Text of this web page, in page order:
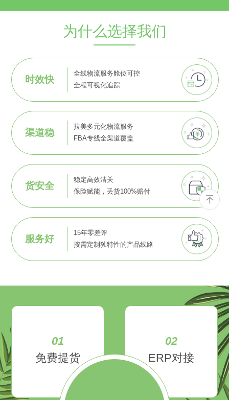
为什么选择我们
时效快
全线物流服务舱位可控
全程可视化追踪
渠道稳
拉美多元化物流服务
FBA专线全渠道覆盖
货安全
稳定高效清关
保险赋能，丢货100%赔付
服务好
15年零差评
按需定制独特性的产品线路
01
免费提货
02
ERP对接